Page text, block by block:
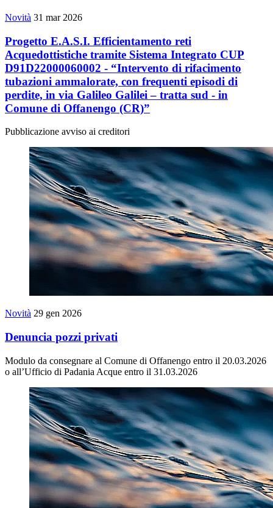
Novità 31 mar 2026
Progetto E.A.S.I. Efficientamento reti
Acquedottistiche tramite Sistema Integrato CUP
D91D22000060002 - “Intervento di rifacimento
tubazioni ammalorate, con frequenti episodi di
perdite, in via Galileo Galilei – tratta sud - in
Comune di Offanengo (CR)”
Pubblicazione avviso ai creditori
Novità 29 gen 2026
Denuncia pozzi privati
Modulo da consegnare al Comune di Offanengo entro il 20.03.2026
o all’Ufficio di Padania Acque entro il 31.03.2026